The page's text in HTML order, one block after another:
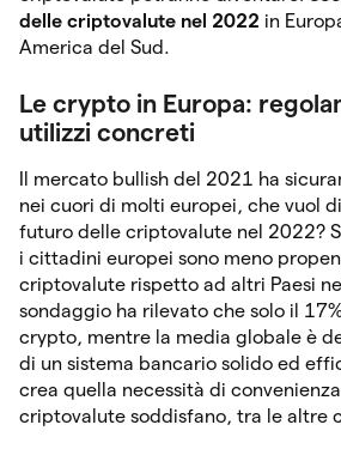
delle criptovalute nel 2022 in
America del Sud.
Le crypto in Europa:
utilizzi concreti
Il mercato bullish del 2021 ha
nei cuori di molti europei, che vuol
futuro delle criptovalute nel 2022?
i cittadini europei sono meno
criptovalute rispetto ad altri Paesi
sondaggio ha rilevato che solo il
crypto, mentre la media globale è
di un sistema bancario solido ed
crea quella necessità di
criptovalute soddisfano, tra le altre